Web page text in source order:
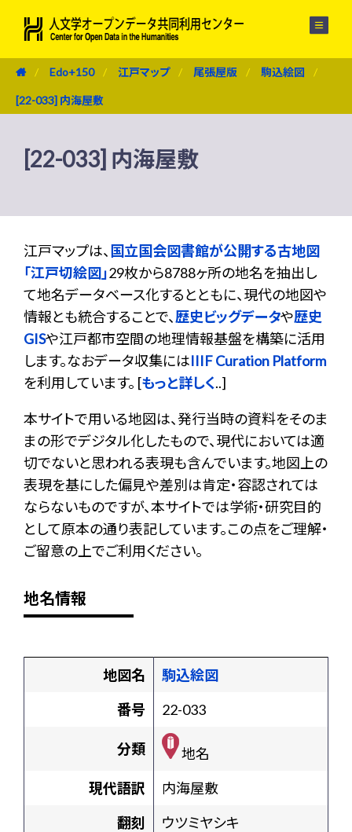
Edo+150 江戸マップ 尾張屋版 駒込絵図
[22-033] 内海屋敷
[22-033] 内海屋敷
江戸マップは、 国立国会図書館が公開する古地図
「江戸切絵図」29枚から8788ヶ所の地名を抽出し
て地名データベース化するとともに、現代の地図や
情報とも統合することで、歴史ビッグデータや歴史
GISや江戸都市空間の地理情報基盤を構築に活用
します。なおデータ収集にはIIIF Curation Platform
を利用しています。 [もっと詳しく..]
本サイトで用いる地図は、発行当時の資料をそのま
まの形でデジタル化したもので、現代においては適
切でないと思われる表現も含んでいます。地図上の
表現を基にした偏見や差別は肯定・容認されては
ならないものですが、本サイトでは学術・研究目的
として原本の通り表記しています。この点をご理解・
ご留意の上でご利用ください。
地名情報
地図名
駒込絵図
番号
22-033
分類
地名
現代語訳
内海屋敷
翻刻
ウツミヤシキ